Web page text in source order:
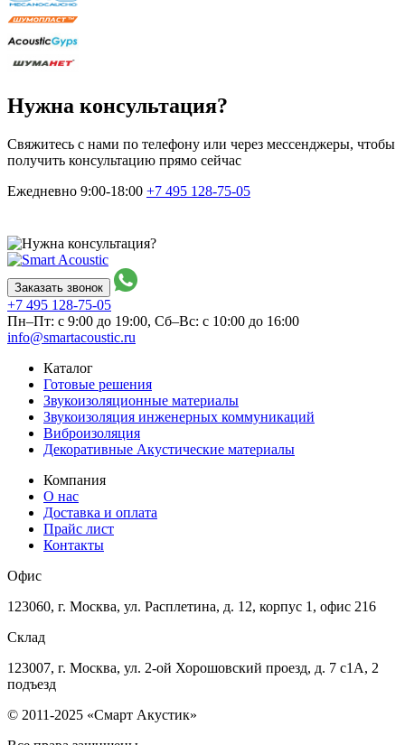
Нужна консультация?
Свяжитесь с нами по телефону или через мессенджеры, чтобы
получить консультацию прямо сейчас
Ежедневно 9:00-18:00 +7 495 128-75-05
Заказать звонок
+7 495 128-75-05
Пн–Пт: с 9:00 до 19:00, Сб–Вс: с 10:00 до 16:00
info@smartacoustic.ru
Каталог
Готовые решения
Звукоизоляционные материалы
Звукоизоляция инженерных коммуникаций
Виброизоляция
Декоративные Акустические материалы
Компания
О нас
Доставка и оплата
Прайс лист
Контакты
Офис
123060, г. Москва, ул. Расплетина, д. 12, корпус 1, офис 216
Склад
123007, г. Москва, ул. 2-ой Хорошовский проезд, д. 7 с1А, 2
подъезд
© 2011-2025 «Смарт Акустик»